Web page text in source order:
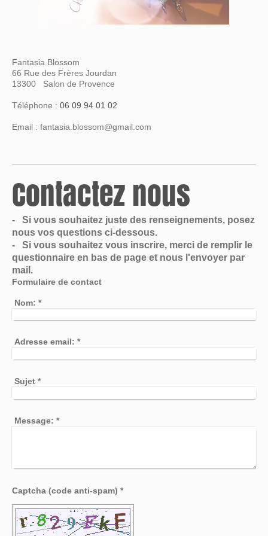
Fantasia Blossom
66 Rue des Frères Jourdan
13300 Salon de Provence
Téléphone : 06 09 94 01 02
Email : fantasia.blossom@gmail.com
Contactez nous
- Si vous souhaitez juste des renseignements, posez
nous vos questions ci-dessous.
- Si vous souhaitez vous inscrire, merci de remplir le
questionnaire en bas de page et nous l'envoyer par
mail.
Formulaire de contact
Nom: *
Adresse email: *
Sujet *
Message: *
Captcha (code anti-spam) *